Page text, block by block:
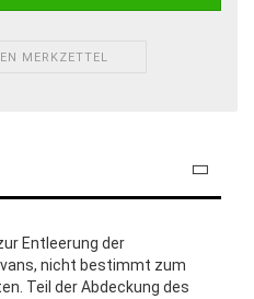
MERKZETTEL
Entleerung der
nicht bestimmt zum
Teil der Abdeckung des